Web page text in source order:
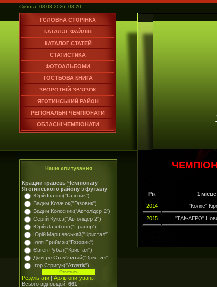
Субота, 08.08.2026, 08:20
ГОЛОВНА СТОРІНКА
КАТАЛОГ ФАЙЛІВ
КАТАЛОГ СТАТЕЙ
СТАТИСТИКА
ФОТОАЛЬБОМИ
ГОСТЬОВА КНИГА
ЗВОРОТНІЙ ЗВ'ЯЗОК
ЯГОТИНСЬКИЙ РАЙОН
РЕГІОНАЛЬНІ ЧЕМПІОНАТИ
ОБЛАСНІ ЧЕМПІОНАТИ
Наше опитування
Кращий гравець Чемпіонату
Яготинського району з футзалу
Юрій Івахно("Газовик")
Вадим Козачок("Газовик")
Вадим Колесник("Автолідер-2")
Сергій Кукса("Автолідер-2")
Юрій Лазебнов("Прапор")
Юрій Маршевський("Кристал")
Ілля Приймак("Газовик")
Євген Рубан("Кристал")
Дмитро Стовбчатий("Кристал"
Ігор Стригун("Атлетік")
Результати | Архів опитувань
Всього відповідей: 661
Рік 1 місце
2014 "Колос"
2015 "ТАК-АГРО"